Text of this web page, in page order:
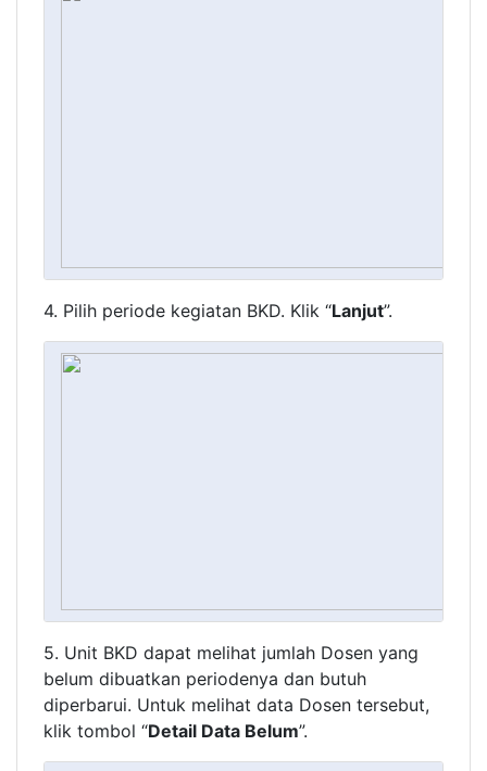
4. Pilih periode kegiatan BKD. Klik “Lanjut”.
5. Unit BKD dapat melihat jumlah Dosen yang
belum dibuatkan periodenya dan butuh
diperbarui. Untuk melihat data Dosen tersebut,
klik tombol “Detail Data Belum”.